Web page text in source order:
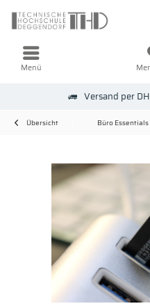
Menü
Versand per
Übersicht Büro Essentials